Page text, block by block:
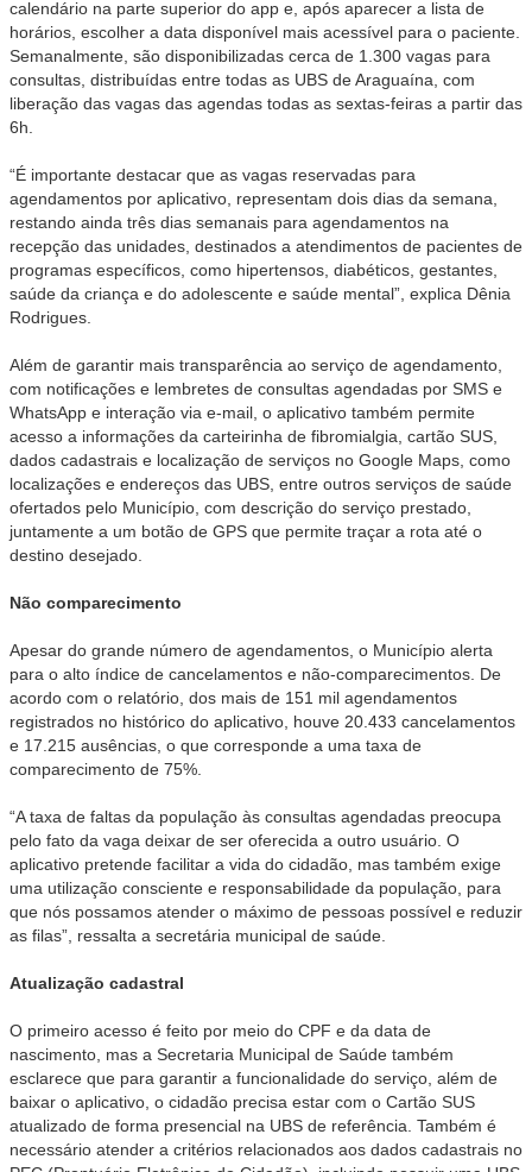
calendário na parte superior do app e, após aparecer a lista de
horários, escolher a data disponível mais acessível para o paciente.
Semanalmente, são disponibilizadas cerca de 1.300 vagas para
consultas, distribuídas entre todas as UBS de Araguaína, com
liberação das vagas das agendas todas as sextas-feiras a partir das
6h.
“É importante destacar que as vagas reservadas para
agendamentos por aplicativo, representam dois dias da semana,
restando ainda três dias semanais para agendamentos na
recepção das unidades, destinados a atendimentos de pacientes de
programas específicos, como hipertensos, diabéticos, gestantes,
saúde da criança e do adolescente e saúde mental”, explica Dênia
Rodrigues.
Além de garantir mais transparência ao serviço de agendamento,
com notificações e lembretes de consultas agendadas por SMS e
WhatsApp e interação via e-mail, o aplicativo também permite
acesso a informações da carteirinha de fibromialgia, cartão SUS,
dados cadastrais e localização de serviços no Google Maps, como
localizações e endereços das UBS, entre outros serviços de saúde
ofertados pelo Município, com descrição do serviço prestado,
juntamente a um botão de GPS que permite traçar a rota até o
destino desejado.
Não comparecimento
Apesar do grande número de agendamentos, o Município alerta
para o alto índice de cancelamentos e não-comparecimentos. De
acordo com o relatório, dos mais de 151 mil agendamentos
registrados no histórico do aplicativo, houve 20.433 cancelamentos
e 17.215 ausências, o que corresponde a uma taxa de
comparecimento de 75%.
“A taxa de faltas da população às consultas agendadas preocupa
pelo fato da vaga deixar de ser oferecida a outro usuário. O
aplicativo pretende facilitar a vida do cidadão, mas também exige
uma utilização consciente e responsabilidade da população, para
que nós possamos atender o máximo de pessoas possível e reduzir
as filas”, ressalta a secretária municipal de saúde.
Atualização cadastral
O primeiro acesso é feito por meio do CPF e da data de
nascimento, mas a Secretaria Municipal de Saúde também
esclarece que para garantir a funcionalidade do serviço, além de
baixar o aplicativo, o cidadão precisa estar com o Cartão SUS
atualizado de forma presencial na UBS de referência. Também é
necessário atender a critérios relacionados aos dados cadastrais no